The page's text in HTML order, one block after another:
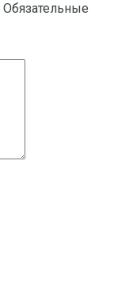
Обязательные